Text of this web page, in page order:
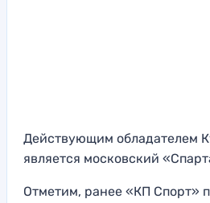
Действующим обладателем
является московский
Отметим, ранее «КП Спорт»